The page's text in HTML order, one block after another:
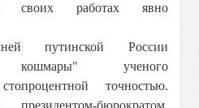
работах явно
путинской России
кошмары" ученого
точностью.
бюрократом,